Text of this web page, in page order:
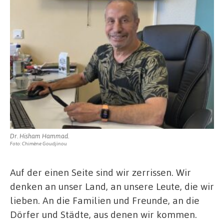
Dr. Hisham Hammad.
Foto: Chimène Goudjinou
Auf der einen Seite sind wir zerrissen. Wir
denken an unser Land, an unsere Leute, die wir
lieben. An die Familien und Freunde, an die
Dörfer und Städte, aus denen wir kommen.